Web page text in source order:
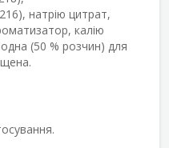
натрію цитрат,
калію
(50 % розчин) для